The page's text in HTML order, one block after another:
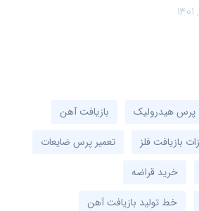
پرس هیدرولیک
بازیافت آهن
بازیافت فلز
تعمیر پرس ضایعات
خرید قراضه
خط تولید بازیافت آهن